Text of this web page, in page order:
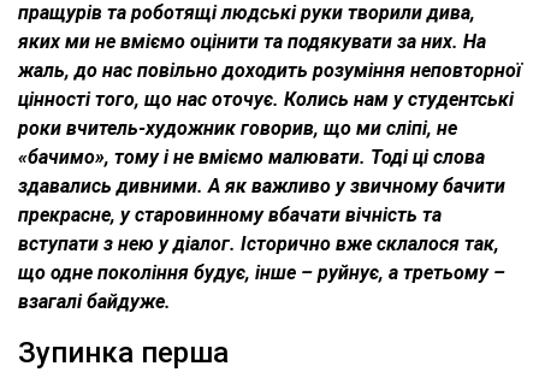
пращурів та роботящі людські руки творили дива,
яких ми не вміємо оцінити та подякувати за них. На
жаль, до нас повільно доходить розуміння неповторної
цінності того, що нас оточує. Колись нам у студентські
роки вчитель-художник говорив, що ми сліпі, не
«бачимо», тому і не вміємо малювати. Тоді ці слова
здавались дивними. А як важливо у звичному бачити
прекрасне, у старовинному вбачати вічність та
вступати з нею у діалог. Історично вже склалося так,
що одне покоління будує, інше – руйнує, а третьому –
взагалі байдуже.
Зупинка перша